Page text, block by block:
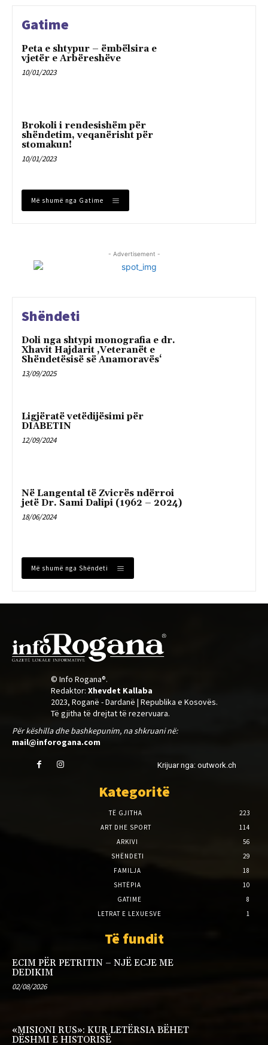
Gatime
Peta e shtypur – ëmbëlsira e
vjetër e Arbëreshëve
10/01/2023
Brokoli i rendesishëm për
shëndetim, veqanërisht për
stomakun!
10/01/2023
Më shumë nga Gatime
- Advertisement -
Shëndeti
Doli nga shtypi monografia e dr.
Xhavit Hajdarit ‚Veteranët e
Shëndetësisë së Anamoravës‘
13/09/2025
Ligjëratë vetëdijësimi për
DIABETIN
12/09/2024
Në Langental të Zvicrës ndërroi
jetë Dr. Sami Dalipi (1962 – 2024)
18/06/2024
Më shumë nga Shëndeti
© Info Rogana®.
Redaktor: Xhevdet Kallaba
2023, Roganë - Dardanë | Republika e Kosovës.
Të gjitha të drejtat të rezervuara.
Për këshilla dhe bashkepunim, na shkruani në:
mail@inforogana.com
Krijuar nga: outwork.ch
Kategoritë
TË GJITHA
223
ART DHE SPORT
114
ARKIVI
56
SHËNDETI
29
FAMILJA
18
SHTËPIA
10
GATIME
8
LETRAT E LEXUESVE
1
Të fundit
ECIM PËR PETRITIN – NJË ECJE ME
DEDIKIM
02/08/2026
«MISIONI RUS»: KUR LETËRSIA BËHET
DËSHMI E HISTORISË